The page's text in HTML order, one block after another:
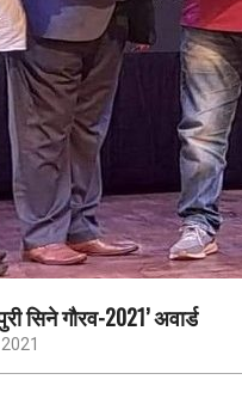
सिने गौरव-2021’ अवार्ड